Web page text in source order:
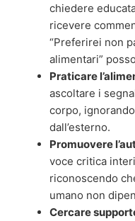
chiedere
ricevere
“Preferirei non
alimentari”
Praticare
ascoltare i
corpo,
dall’esterno.
Promuovere
voce critica
riconoscendo
umano non
Cercare